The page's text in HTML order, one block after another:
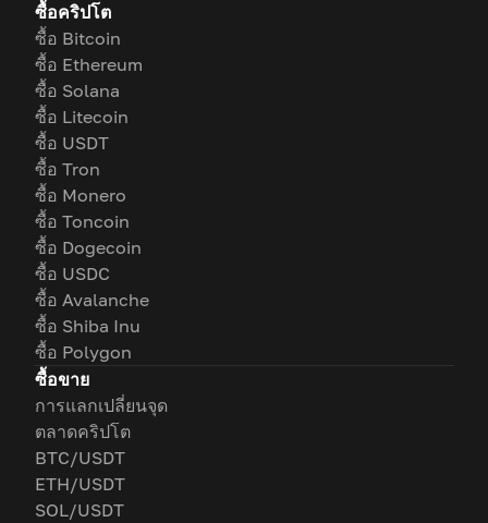
ซื้อคริปโต
ซื้อ Bitcoin
ซื้อ Ethereum
ซื้อ Solana
ซื้อ Litecoin
ซื้อ USDT
ซื้อ Tron
ซื้อ Monero
ซื้อ Toncoin
ซื้อ Dogecoin
ซื้อ USDC
ซื้อ Avalanche
ซื้อ Shiba Inu
ซื้อ Polygon
ซื้อขาย
การแลกเปลี่ยนจุด
ตลาดคริปโต
BTC/USDT
ETH/USDT
SOL/USDT